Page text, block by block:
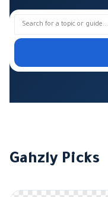
Gahzly Picks